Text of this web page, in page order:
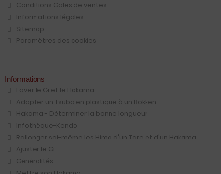
Conditions Gales de ventes
Informations légales
Sitemap
Paramètres des cookies
Informations
Laver le Gi et le Hakama
Adapter un Tsuba en plastique à un Bokken
Hakama - Déterminer la bonne longueur
Infothèque-Kendo
Rallonger soi-même les Himo d'un Tare et d'un Hakama
Ajuster le Gi
Généralités